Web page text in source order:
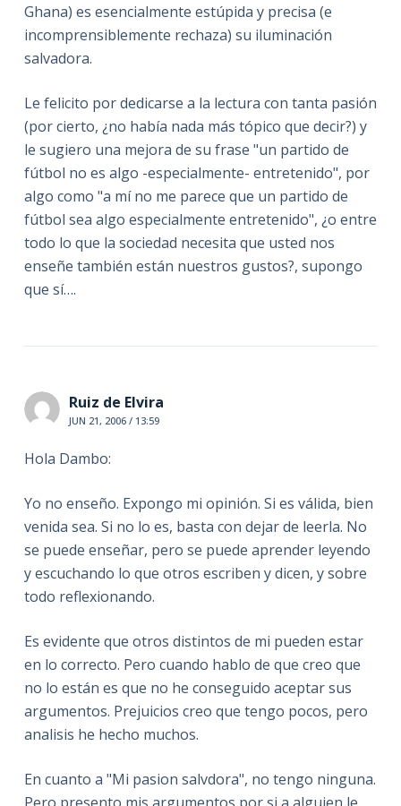
Ghana) es esencialmente estúpida y precisa (e
incomprensiblemente rechaza) su iluminación
salvadora.
Le felicito por dedicarse a la lectura con tanta pasión
(por cierto, ¿no había nada más tópico que decir?) y
le sugiero una mejora de su frase "un partido de
fútbol no es algo -especialmente- entretenido", por
algo como "a mí no me parece que un partido de
fútbol sea algo especialmente entretenido", ¿o entre
todo lo que la sociedad necesita que usted nos
enseñe también están nuestros gustos?, supongo
que sí….
Ruiz de Elvira
JUN 21, 2006 / 13:59
Hola Dambo:
Yo no enseño. Expongo mi opinión. Si es válida, bien
venida sea. Si no lo es, basta con dejar de leerla. No
se puede enseñar, pero se puede aprender leyendo
y escuchando lo que otros escriben y dicen, y sobre
todo reflexionando.
Es evidente que otros distintos de mi pueden estar
en lo correcto. Pero cuando hablo de que creo que
no lo están es que no he conseguido aceptar sus
argumentos. Prejuicios creo que tengo pocos, pero
analisis he hecho muchos.
En cuanto a "Mi pasion salvdora", no tengo ninguna.